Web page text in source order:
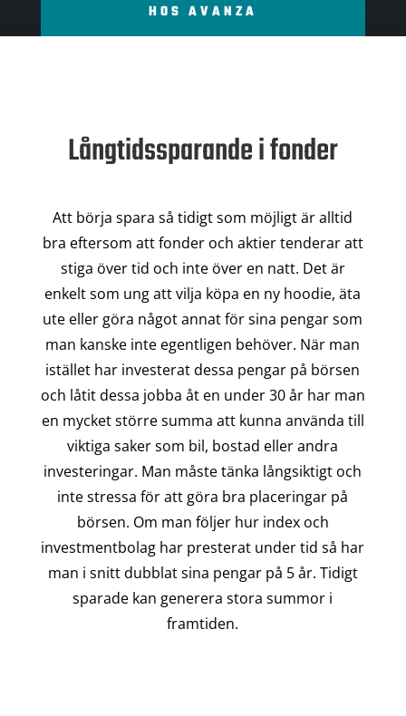
HOS AVANZA
Långtidssparande i fonder
Att börja spara så tidigt som möjligt är alltid
bra eftersom att fonder och aktier tenderar att
stiga över tid och inte över en natt. Det är
enkelt som ung att vilja köpa en ny hoodie, äta
ute eller göra något annat för sina pengar som
man kanske inte egentligen behöver. När man
istället har investerat dessa pengar på börsen
och låtit dessa jobba åt en under 30 år har man
en mycket större summa att kunna använda till
viktiga saker som bil, bostad eller andra
investeringar. Man måste tänka långsiktigt och
inte stressa för att göra bra placeringar på
börsen. Om man följer hur index och
investmentbolag har presterat under tid så har
man i snitt dubblat sina pengar på 5 år. Tidigt
sparade kan generera stora summor i
framtiden.